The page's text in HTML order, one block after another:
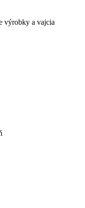
výrobky a vajcia